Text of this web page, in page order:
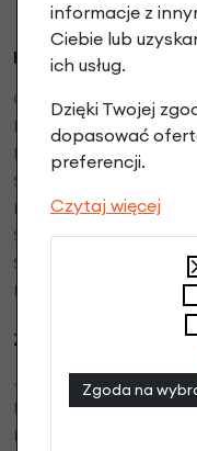
RoweryStylowe.pl
O firmie
Regulamin sklepu
Polityka prywatności
Serwis rowerowy
Mapa dojazdu
Serwis rowerów
Serwisy Partnerskie w
Blog bike
Zakupy:
Jak kupować
Formy płatności
Faktury VAT
informacje z
Ciebie lub
ich usług.
Dzięki Twojej
dopasować
preferencji.
Czytaj więcej
Zgoda na